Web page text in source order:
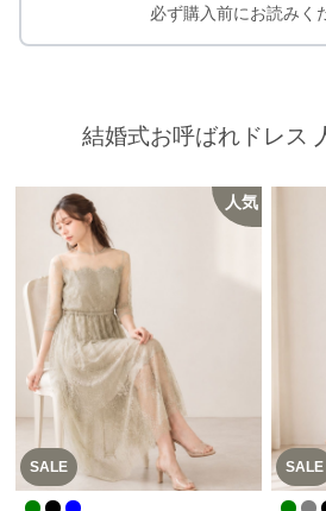
必ず購入前にお読みく
結婚式お呼ばれドレス
SALE
人気
SALE